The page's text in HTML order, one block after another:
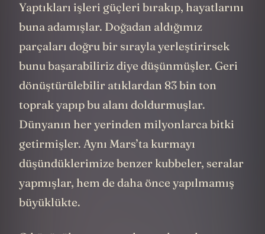
Yaptıkları işleri güçleri bırakıp, hayatlarını
buna adamışlar. Doğadan aldığımız
parçaları doğru bir sırayla yerleştirirsek
bunu başarabiliriz diye düşünmüşler. Geri
dönüştürülebilir atıklardan 83 bin ton
toprak yapıp bu alanı doldurmuşlar.
Dünyanın her yerinden milyonlarca bitki
getirmişler. Aynı Mars’ta kurmayı
düşündüklerimize benzer kubbeler, seralar
yapmışlar, hem de daha önce yapılmamış